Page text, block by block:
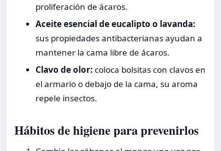
proliferación de ácaros.
Aceite esencial de eucalipto o lavanda:
sus propiedades antibacterianas ayudan a
mantener la cama libre de ácaros.
Clavo de olor: coloca bolsitas con clavos en
el armario o debajo de la cama, su aroma
repele insectos.
Hábitos de higiene para prevenirlos